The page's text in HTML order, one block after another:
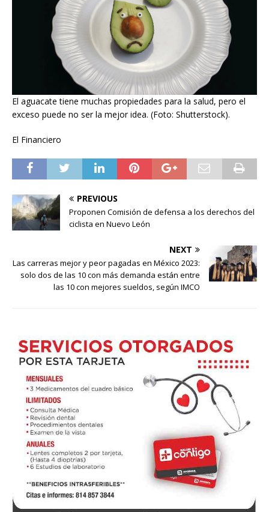
El aguacate tiene muchas propiedades para la salud, pero el
exceso puede no ser la mejor idea. (Foto: Shutterstock).
El Financiero
PREVIOUS
Proponen Comisión de defensa a los derechos del
ciclista en Nuevo León
NEXT
Las carreras mejor y peor pagadas en México 2023:
solo dos de las 10 con más demanda están entre
las 10 con mejores sueldos, según IMCO